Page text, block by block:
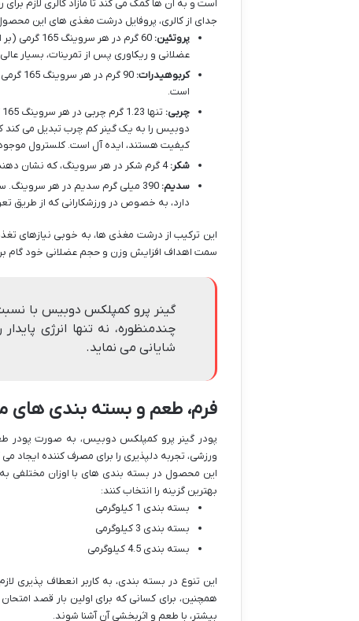
است و به آن ها کمک می کند تا مازاد کالری لازم برای
جدای از کالری، پروفایل درشت مغذی های این
پروتئین:
60 گرم در
عضلانی و ریکاوری پس از تمرینات، بسیار
کربوهیدرات:
90
است.
چربی:
دوبیس را به یک گینر کم چرب تبدیل می کند
کیفیت هستند، ایده آل است. کلسترول موجود در این محصول نیز در حد
شکر:4 گرم شکر در هر سروینگ، که نشان دهنده استفاده عمده از کربوهیدرات های پیچیده است.
سدیم:
390 میلی گرم سدیم در هر
دارد، به خصوص در ورزشکارانی که از طریق
این ترکیب از درشت مغذی ها، به خوبی نیازهای
سمت اهداف افزایش وزن و حجم عضلانی خود گام
چندمنظوره، نه تنها انرژی
شایانی می نماید.
فرم، طعم و بسته بندی های
پودر گینر پرو کمپلکس دوبیس، به صورت پودر
ورزشی، تجربه دلپذیری را برای مصرف کننده
این محصول در بسته بندی های با اوزان مختلفی به
بهترین گزینه را انتخاب کنند:
بسته بندی 1 کیلوگرمی
بسته بندی 3 کیلوگرمی
بسته بندی 4.5 کیلوگرمی
این تنوع در بسته بندی، به کاربر انعطاف پذیری
همچنین، برای کسانی که برای اولین بار قصد
بیشتر، با طعم و اثربخشی آن آشنا شوند.